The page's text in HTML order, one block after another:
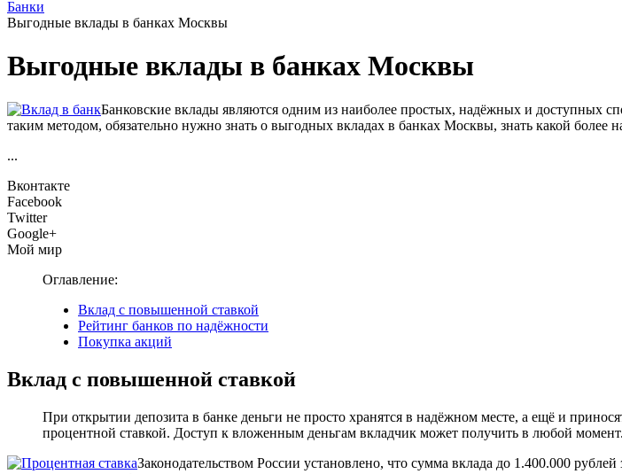
Банки
Выгодные вклады в банках Москвы
Выгодные вклады в банках Москвы
Банковские вклады являются одним из наиболее простых, надёжных и доступных
таким методом, обязательно нужно знать о выгодных вкладах в банках Москвы, знать какой более
...
Вконтакте
Facebook
Twitter
Google+
Мой мир
Оглавление:
Вклад с повышенной ставкой
Рейтинг банков по надёжности
Покупка акций
Вклад с повышенной ставкой
При открытии депозита в банке деньги не просто хранятся в надёжном месте, а ещё и
процентной ставкой. Доступ к вложенным деньгам вкладчик может получить в любой момент.
Законодательством России установлено, что сумма вклада до 1.400.000